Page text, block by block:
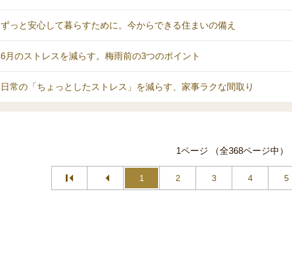
ずっと安心して暮らすために。今からできる住まいの備え
6月のストレスを減らす。梅雨前の3つのポイント
日常の「ちょっとしたストレス」を減らす、家事ラクな間取り
1ページ （全368ページ中）
1 2 3 4 5